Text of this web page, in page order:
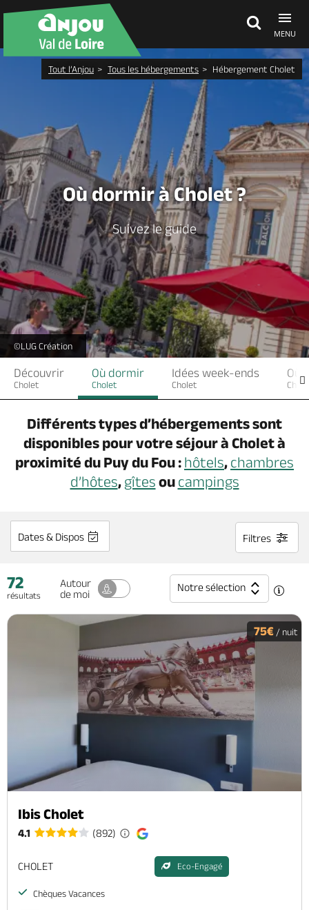
MENU
Découvrir
À voir, à faire
Agenda
Dormir, manger
Séjours, cadeaux
Billetterie en ligne
Tout l’Anjou Tous les hébergements Hébergement Cholet
Où dormir à Cholet ?
Suivez le guide
©LUG Création
Découvrir
Cholet
Où dormir
Cholet
Idées week-ends
Cholet
Où
Différents types d’hébergements sont
disponibles pour votre séjour à Choletà
proximité du Puy du Fou: hôtels, chambres
d’hôtes, gîtes ou campings
Dates & Dispos Filtres
72
résultats
Autour
de moi
Notre sélection
75€ / nuit
Ibis Cholet
4.1 (892)
CHOLET Eco-Engagé
Chèques Vacances